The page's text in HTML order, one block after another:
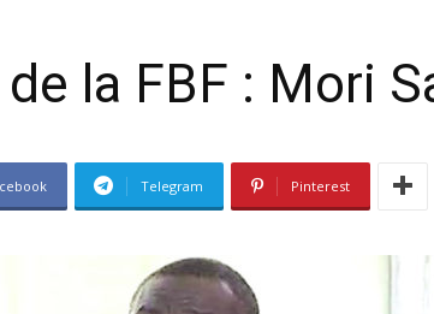
la FBF : Mori
Telegram Pinterest